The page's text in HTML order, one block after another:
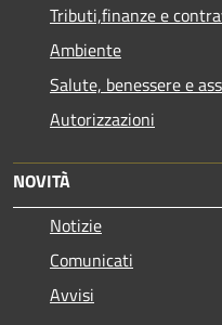
Tributi,finanze e
Ambiente
Salute, benessere e
Autorizzazioni
NOVITÀ
Notizie
Comunicati
Avvisi